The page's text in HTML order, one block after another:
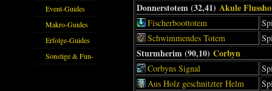
Event-Guides
Makro-Guides
Erfolge-Guides
Sonstige & Fun-
Donnerstotem (32,41)Akule
Fischerboottotem
Schwimmendes Totem
Sturmherim (90,10)Corbyn
Corbyns Signal
Aus Holz geschnitzter Helm